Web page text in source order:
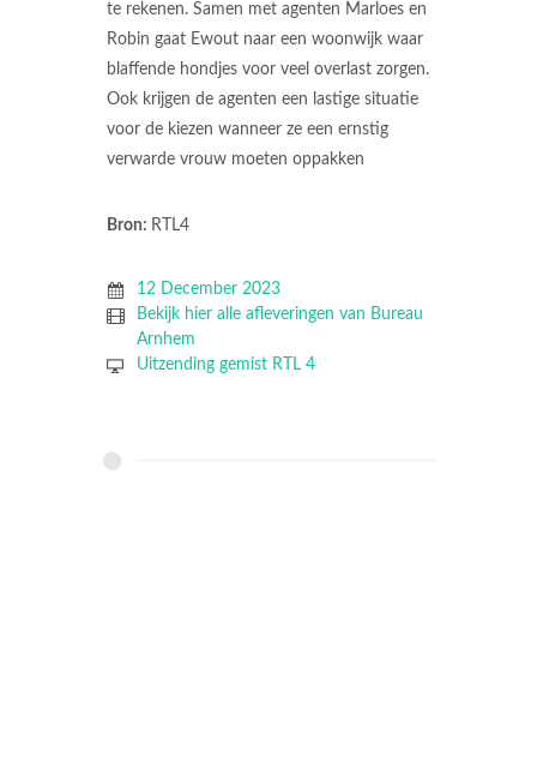
te rekenen. Samen met agenten Marloes en
Robin gaat Ewout naar een woonwijk waar
blaffende hondjes voor veel overlast zorgen.
Ook krijgen de agenten een lastige situatie
voor de kiezen wanneer ze een ernstig
verwarde vrouw moeten oppakken
Bron: RTL4
12 December 2023
Bekijk hier alle afleveringen van Bureau
Arnhem
Uitzending gemist RTL 4